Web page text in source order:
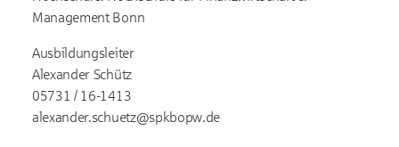
Management Bonn
Ausbildungsleiter
Alexander Schütz
05731 / 16-1413
alexander.schuetz@spkbopw.de